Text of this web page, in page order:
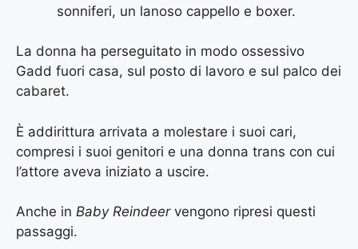
sonniferi, un lanoso cappello e boxer.
La donna ha perseguitato in modo ossessivo
Gadd fuori casa, sul posto di lavoro e sul palco dei
cabaret.
È addirittura arrivata a molestare i suoi cari,
compresi i suoi genitori e una donna trans con cui
l’attore aveva iniziato a uscire.
Anche in Baby Reindeer vengono ripresi questi
passaggi.